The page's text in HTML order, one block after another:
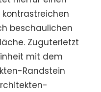
beschaulichen
Zuguterletzt
mit dem
Randstein